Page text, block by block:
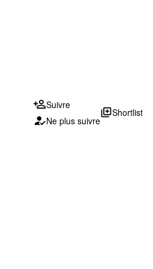
Suivre
Ne plus suivre
library_addShortlist